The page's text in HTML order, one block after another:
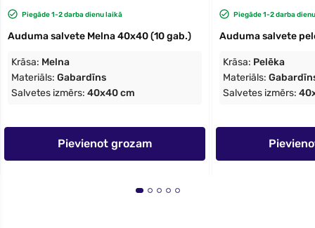
Piegāde 1-2 darba dienu laikā
Auduma salvete Melna 40x40 (10 gab.)
Krāsa: Melna
Materiāls: Gabardīns
Salvetes izmērs: 40x40 cm
Pievienot grozam
Piegāde 1-2 darba
Auduma salvete
Krāsa: Pelēka
Materiāls:
Salvetes izmērs: